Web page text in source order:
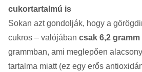
cukortartalmú is
Sokan azt gondolják, hogy a
cukros – valójában csak 6,2
grammban, ami meglepően
tartalma miatt (ez egy erős